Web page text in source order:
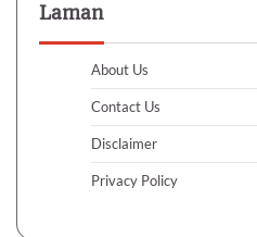
Laman
About Us
Contact Us
Disclaimer
Privacy Policy